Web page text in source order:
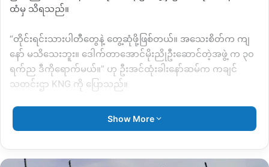
ထံမှ သိရသည်။
“တိုင်းရင်းသားပါတီတွေနဲ့ တွေ့ဆုံဖို့ဖြစ်တယ်။ အသေးစိတ်က ကျ
နော် မသိသေးဘူး။ ဒေါက်တာအောင်မိုးညိုဦးဆောင်တဲ့အဖွဲ့ က ၃၀
ရက်ည ဒီကိုရောက်မယ်။” ဟု ဦးအင်ထုံးခါးနော်ဆမ်က ကချင်
သတင်းဌာ KNG ကို ပြောသည်။
တိုင်းရင်းသားပါတီများနှင့်တွေ့ဆုံရန် NLD က တာဝန်ပေးထား
သူများမှာ မကွေးတိုင်းဝန်ကြီးချုပ် ဒေါက်တာအောင်မိုးညို ၊
မြစ်ကြီးနားအမျိုးသားလွှတ်တော်ကိုယ်စားလှယ် ဦးအင်ထုံးခါးနော်
Show More